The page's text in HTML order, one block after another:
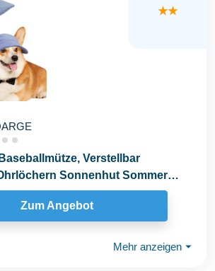
★★
Verstellbar
Sonnenhut Sommer
Zum Angebot
Mehr anzeigen ⏷